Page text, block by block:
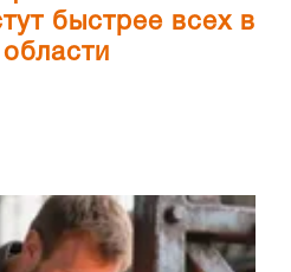
быстрее всех в